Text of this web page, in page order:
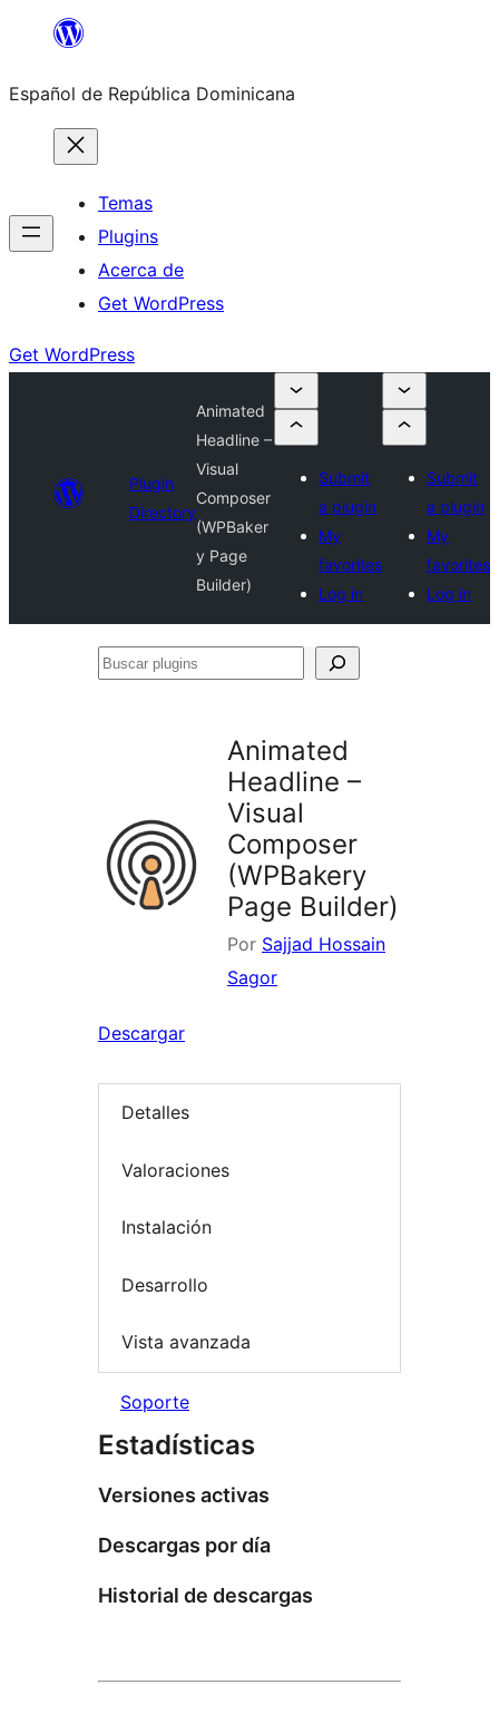
Saltar
contenido
Español de República Dominicana
Temas
Plugins
Acerca de
Get WordPress
Get WordPress
Plugin
Directory
Animated
Headline –
Visual
Composer
(WPBaker
y Page
Builder)
Submit
a plugin
My
favorites
Log in
Submit
a plugin
My
favorites
Log in
Buscar
Animated
Headline –
Visual
Composer
(WPBakery
Page Builder)
Por Sajjad Hossain
Sagor
Descargar
Detalles
Valoraciones
Instalación
Desarrollo
Vista avanzada
Soporte
Estadísticas
Versiones activas
Descargas por día
Historial de descargas